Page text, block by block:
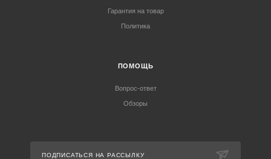
Гарантия на товар
Политика
ПОМОЩЬ
Вопрос-ответ
Обзоры
ПОДПИСАТЬСЯ НА РАССЫЛКУ